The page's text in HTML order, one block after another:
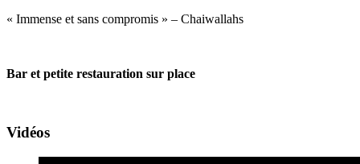
« Immense et sans compromis » – Chaiwallahs
Bar et petite restauration sur place
Vidéos